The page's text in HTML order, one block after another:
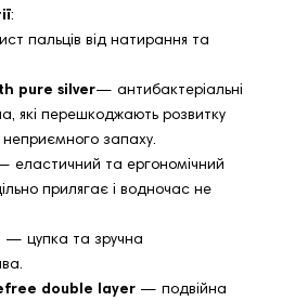
:
пальців від натирання та
pure silver— антибактеріальні
які перешкоджають розвитку
запаху.
еластичний та ергономічний
прилягає і водночас не
— цупка та зручна
double layer — подвійна